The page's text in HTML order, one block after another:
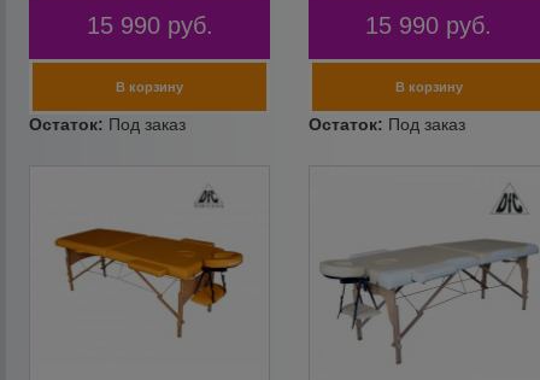
15 990 руб. 15 990 руб.